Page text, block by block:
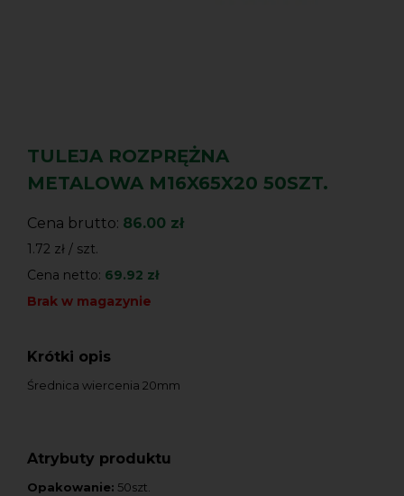
TULEJA ROZPRĘŻNA
METALOWA M16X65X20 50SZT.
Cena brutto: 86.00 zł
1.72 zł / szt.
Cena netto: 69.92 zł
Brak w magazynie
Krótki opis
Średnica wiercenia 20mm
Atrybuty produktu
Opakowanie: 50szt.